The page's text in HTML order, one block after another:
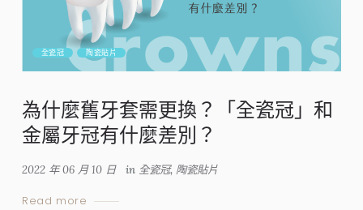
全瓷冠 陶瓷貼片
為什麼舊牙套需更換？「全瓷冠」和
金屬牙冠有什麼差別？
2022 年 06 月 10 日 in 全瓷冠, 陶瓷貼片
Read more